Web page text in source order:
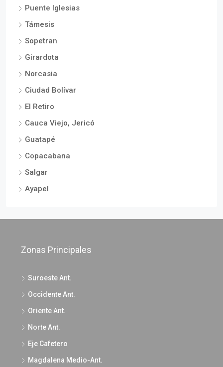
Puente Iglesias
Támesis
Sopetran
Girardota
Norcasia
Ciudad Bolívar
El Retiro
Cauca Viejo, Jericó
Guatapé
Copacabana
Salgar
Ayapel
Zonas Principales
Suroeste Ant.
Occidente Ant.
Oriente Ant.
Norte Ant.
Eje Cafetero
Magdalena Medio-Ant.